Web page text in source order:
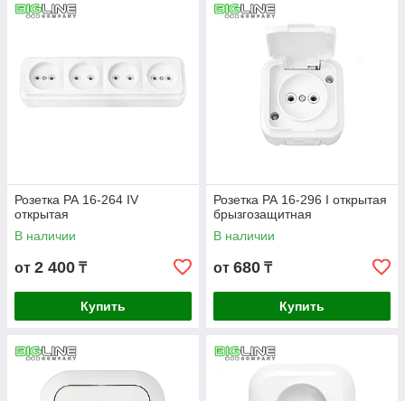
Розетка РА 16-264 IV
открытая
В наличии
от 2 400 ₸
Купить
Розетка РА 16-296 I открытая
брызгозащитная
В наличии
от 680 ₸
Купить